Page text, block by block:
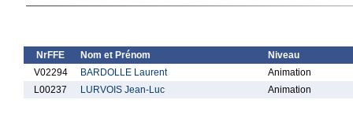
NrFFE Nom et Prénom
Niveau
V02294
BARDOLLE Laurent
Animation
L00237
LURVOIS Jean-Luc Animation